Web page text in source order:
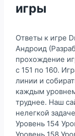
игры
Ответы к игре
Андроид
прохождение
с 151 по 160.
линии и
каждым
труднее. Наш
нелегкой
Уровень 154